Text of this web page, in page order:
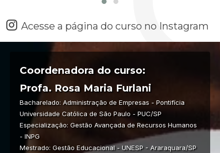
Acesse a página do curso no Instagram
Coordenadora do curso:
Profa. Rosa Maria Furlani
Bacharelado: Administração de Empresas - Pontifícia
Universidade Católica de São Paulo - PUC/SP
Especialização: Gestão Avançada de Recursos Humanos
- INPG
Mestrado: Gestão Educacional - UNESP - Araraquara/SP